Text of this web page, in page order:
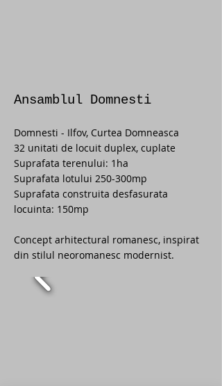
Ansamblul Domnesti
Domnesti - Ilfov, Curtea Domneasca
32 unitati de locuit duplex, cuplate
Suprafata terenului: 1ha
Suprafata lotului 250-300mp
Suprafata construita desfasurata
locuinta: 150mp
Concept arhitectural romanesc, inspirat
din stilul neoromanesc modernist.